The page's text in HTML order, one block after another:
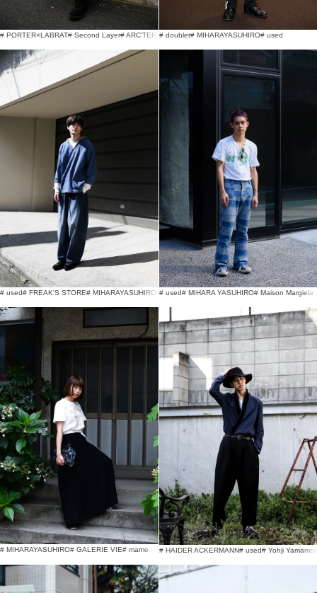
# PORTER×LABRAT# Second Layer# ARC'TERYX# doublet# MIHARAYASUHIRO# used
# used# FREAK'S STORE# MIHARAYASUHIRO # used# MIHARA YASUHIRO# Maison Margiela
# MIHARAYASUHIRO# GALERIE VIE# mame # HAIDER ACKERMANN# used# Yohji